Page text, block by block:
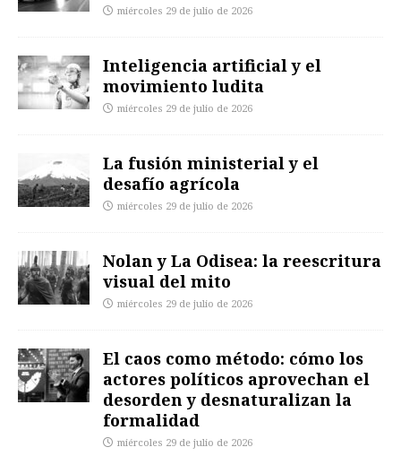
miércoles 29 de julio de 2026
Inteligencia artificial y el
movimiento ludita
miércoles 29 de julio de 2026
La fusión ministerial y el
desafío agrícola
miércoles 29 de julio de 2026
Nolan y La Odisea: la reescritura
visual del mito
miércoles 29 de julio de 2026
El caos como método: cómo los
actores políticos aprovechan el
desorden y desnaturalizan la
formalidad
miércoles 29 de julio de 2026